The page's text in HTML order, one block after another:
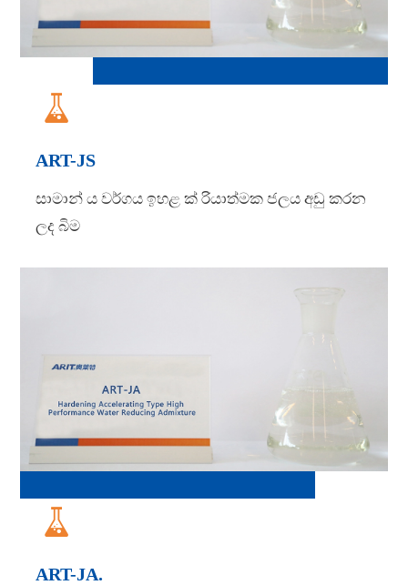

ART-JS
සාමාන් ය වර්ගය ඉහළ ක් රියාත්මක ජලය අඩු කරන
ලද බිම

ART-JA.